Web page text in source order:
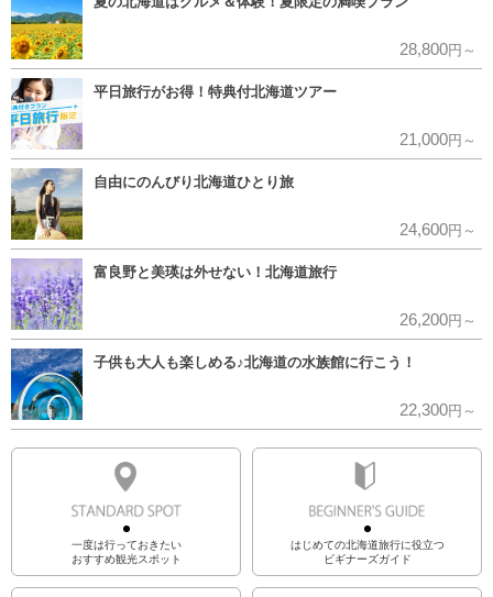
28,800円～
平日旅行がお得！特典付北海道ツアー
21,000円～
自由にのんびり北海道ひとり旅
24,600円～
富良野と美瑛は外せない！北海道旅行
26,200円～
子供も大人も楽しめる♪北海道の水族館に行こう！
22,300円～
一度は行っておきたい
おすすめ観光スポット
はじめての北海道旅行に役立つ
ビギナーズガイド